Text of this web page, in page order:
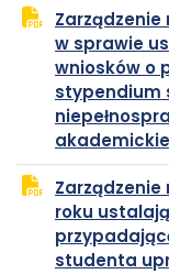
Zarządzenie
w sprawie
wniosków o
stypendium
Zarządzenie
roku
studenta